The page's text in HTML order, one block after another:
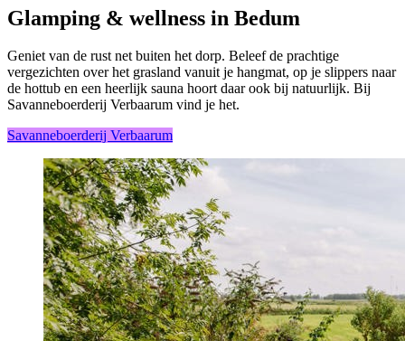
Glamping & wellness in Bedum
Geniet van de rust net buiten het dorp. Beleef de prachtige
vergezichten over het grasland vanuit je hangmat, op je slippers naar
de hottub en een heerlijk sauna hoort daar ook bij natuurlijk. Bij
Savanneboerderij Verbaarum vind je het.
Savanneboerderij Verbaarum